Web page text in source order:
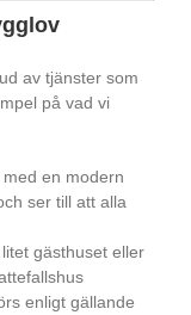
av tjänster som
på vad vi
en modern
ser till att alla
gästhuset eller
enligt gällande